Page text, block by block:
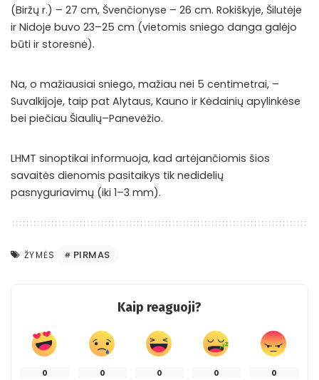
(Biržų r.) – 27 cm, Švenčionyse – 26 cm. Rokiškyje, Šilutėje
ir Nidoje buvo 23–25 cm (vietomis sniego danga galėjo
būti ir storesnė).
Na, o mažiausiai sniego, mažiau nei 5 centimetrai, –
Suvalkijoje, taip pat Alytaus, Kauno ir Kėdainių apylinkėse
bei piečiau Šiaulių–Panevėžio.
LHMT sinoptikai informuoja, kad artėjančiomis šios
savaitės dienomis pasitaikys tik nedidelių
pasnyguriavimų (iki 1–3 mm).
ŽYMĖS PIRMAS
Kaip reaguoji?
0 0 0 0 0